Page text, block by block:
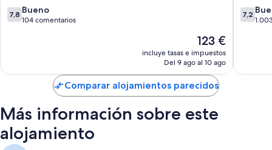
7.8
sobre
7,8 Bueno
104 comentarios
El
precio
actual
de
123 €
123 €
incluye tasas e impuestos
Del 9 ago al 10 ago
7.2
sobre
7,2
Comparar alojamientos parecidos
Más información sobre este
alojamiento